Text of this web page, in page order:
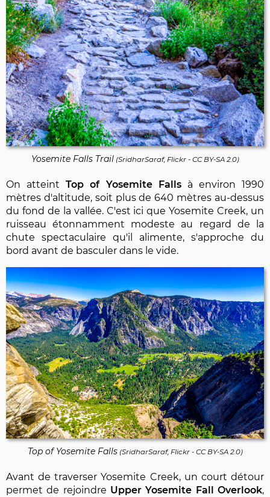
Yosemite Falls Trail(SridharSaraf, Flickr- CC BY-SA 2.0)
On atteintTop of Yosemite Fallsà environ 1990
mètres d'altitude, soit plus de 640 mètres au-dessus
du fond de la vallée. C'est ici que Yosemite Creek, un
ruisseau étonnamment modeste au regard de la
chute spectaculaire qu'il alimente, s'approche du
bord avant de basculer dans le vide.
Top of Yosemite Falls(SridharSaraf, Flickr- CC BY-SA 2.0)
Avant de traverser Yosemite Creek, un court détour
permet de rejoindre Upper Yosemite Fall Overlook,